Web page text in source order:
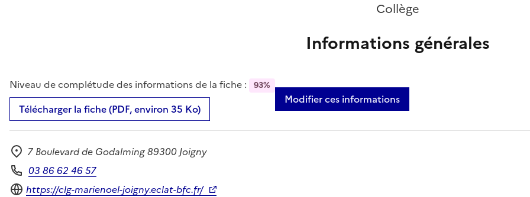
Collège
Informations générales
Niveau de complétude des informations de la fiche : 93%
Télécharger la fiche (PDF, environ 35 Ko)
Modifier ces informations
Adresse
7 Boulevard de Godalming 89300 Joigny
Téléphone
03 86 62 46 57
Site internet
https://clg-marienoel-joigny.eclat-bfc.fr/